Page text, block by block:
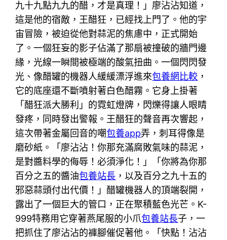
九十九點九九的醋，才是真理！」廖沾沾知道，
這是他的宿敵，王醋狂，已經找上門了。他的宇
宙冒險，被迫從他對蒜泥的焦慮中，正式開始
了。一個狂妄的影子佔滿了那扇被撞破的牆門邊
緣，光線一瞬間被極端的酸氣扭曲。一個閃閃發
光、像醋罐的機器人緩緩漂浮進來包養網比較 ，
它的底座還不斷噴射著白色醋霧。它身上掛著
「醋狂派大勝利」的霓虹燈牌，閃爍得讓人眼睛
發疼，同時發出警報。王醋狂的聲音再次響起，
這次帶著金屬回音的嘲包養app弄，刺耳得像是
磨砂紙。「廖沾沾！你那充滿腐敗氣味的蒜泥，
是對醬料學的侮辱！必須淨化！」「你將為你那
百分之五的醬油包養站長 ，以及百分之九十五的
邪惡蒜頭付出代價！」醋罐機器人的頂端裂開，
露出了一個巨大的管口，正在聚積藍色光芒。K-
999特務用它穿著燕尾服的小爪包養站長子，一
把抓住了廖沾沾的褲腳催促著他。「快點！沾沾